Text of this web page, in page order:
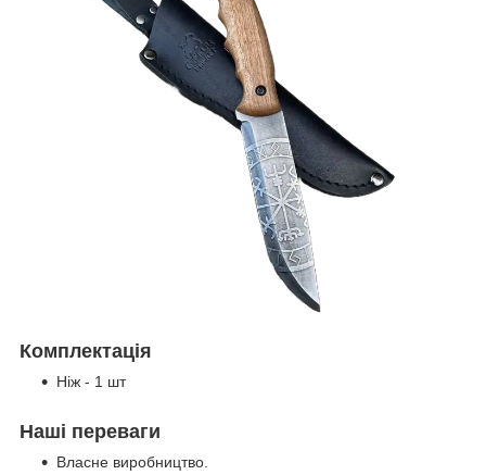
Комплектація
Ніж - 1 шт
Наші переваги
Власне виробництво.